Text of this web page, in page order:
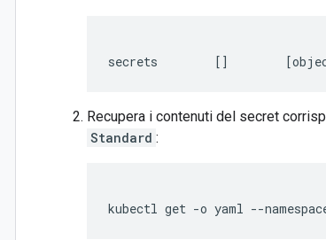
Recupera i contenuti del secret
Standard :
kubectl get -o yaml --